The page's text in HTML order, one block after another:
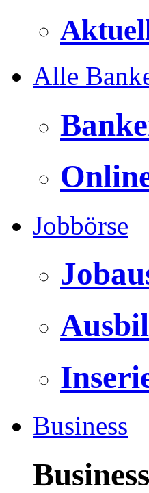
Alle
Jobbörse
Business